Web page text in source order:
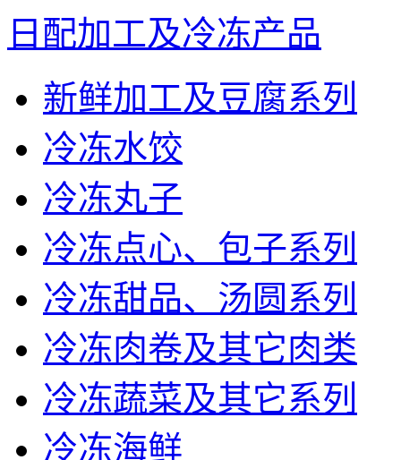
日配加工及冷冻产品
新鲜加工及豆腐系列
冷冻水饺
冷冻丸子
冷冻点心、包子系列
冷冻甜品、汤圆系列
冷冻肉卷及其它肉类
冷冻蔬菜及其它系列
冷冻海鲜